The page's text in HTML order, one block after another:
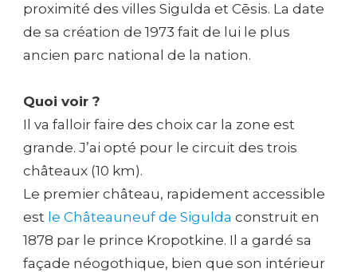
proximité des villes Sigulda et Cēsis. La date
de sa création de 1973 fait de lui le plus
ancien parc national de la nation.
Quoi voir ?
Il va falloir faire des choix car la zone est
grande. J’ai opté pour le circuit des trois
châteaux (10 km).
Le premier château, rapidement accessible
est le Châteauneuf de Sigulda construit en
1878 par le prince Kropotkine. Il a gardé sa
façade néogothique, bien que son intérieur